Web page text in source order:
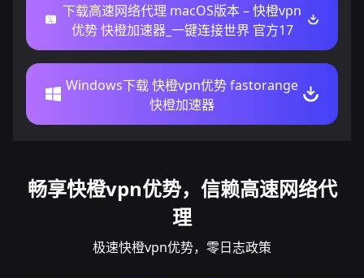
下载高速网络代理 macOS版本 – 快橙vpn
优势 快橙加速器_一键连接世界 官方17
Windows下载 快橙vpn优势 fastorange
快橙加速器
畅享快橙vpn优势，信赖高速网络代
理
极速快橙vpn优势，零日志政策